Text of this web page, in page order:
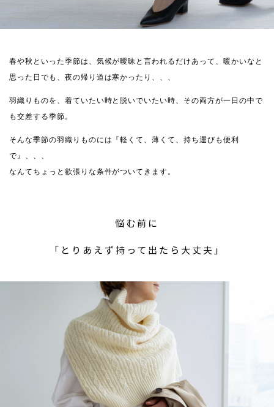
春や秋といった季節は、気候が曖昧と言われるだけあって、暖かいなと
思った日でも、夜の帰り道は寒かったり、、、
羽織りものを、着ていたい時と脱いでいたい時、その両方が一日の中で
も交差する季節。
そんな季節の羽織りものには『軽くて、薄くて、持ち運びも便利
で』、、、
なんてちょっと欲張りな条件がついてきます。
悩む前に
「とりあえず持って出たら大丈夫」